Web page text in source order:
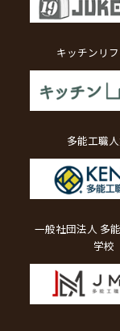
キッチンリ
多能工職
一般社団法人 多
学校